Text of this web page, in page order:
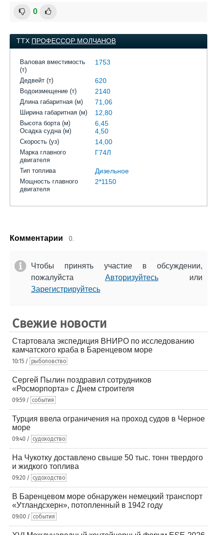
0
ТТХ ПРОФЕССОР МОЛЧАНОВ
Валовая вместимость
(т)
1753
Дедвейт (т) 620
Водоизмещение (т) 2140
Длина габаритная (м) 71,06
Ширина габаритная (м) 12,80
Высота борта (м) 6,45
Осадка судна (м) 4,50
Скорость (уз) 14,00
Марка главного
двигателя
Г74Л
Тип топлива Дизельное
Мощность главного
двигателя
2*1150
Комментарии 0.
Чтобы принять участие в обсуждении,
пожалуйста Авторизуйтесьили
Зарегистрируйтесь
Свежие новости
Стартовала экспедиция ВНИРО по исследованию
камчатского краба в Баренцевом море
10:15 / рыболовство
Сергей Пылин поздравил сотрудников
«Росморпорта» с Днем строителя
09:59 / события
Турция ввела ограничения на проход судов в Черное
море
09:40 / судоходство
На Чукотку доставлено свыше 50 тыс. тонн твердого
и жидкого топлива
09:20 / судоходство
В Баренцевом море обнаружен немецкий транспорт
«Утландсхерн», потопленный в 1942 году
09:00 / события